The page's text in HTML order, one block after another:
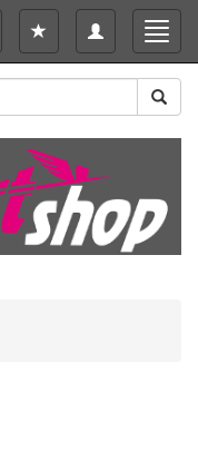
Toggle
navigation